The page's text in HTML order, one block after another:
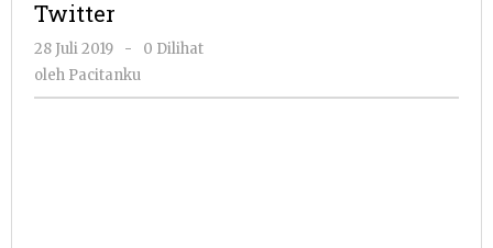
Twitter
28 Juli 2019
oleh
Pacitanku
-
0 Dilihat
oleh Pacitanku